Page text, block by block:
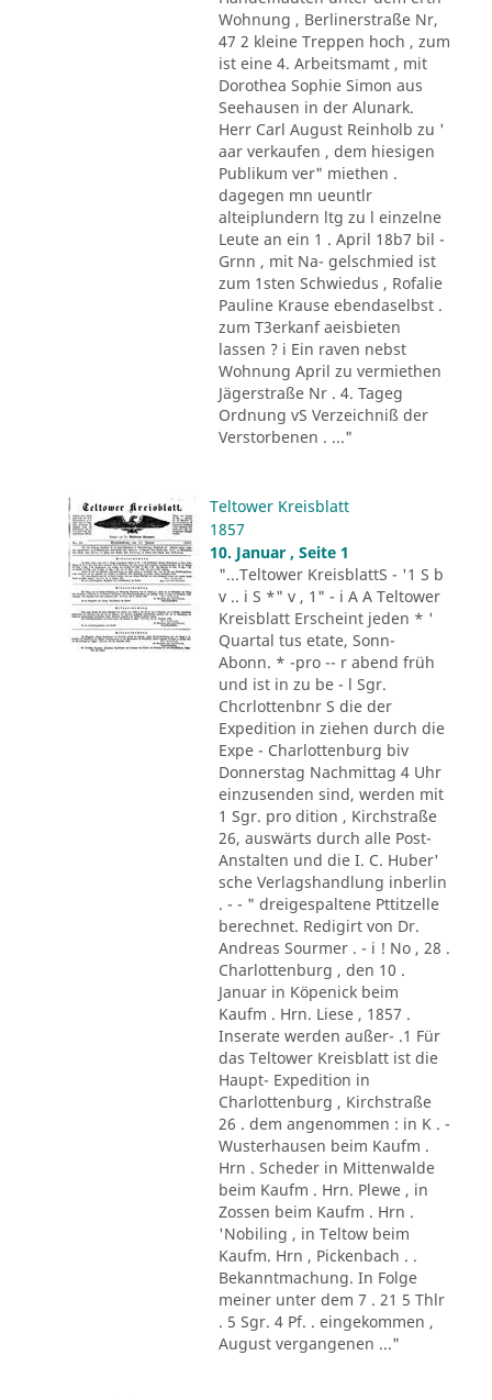
Wohnung , Berlinerstraße Nr,
47 2 kleine Treppen hoch , zum
ist eine 4. Arbeitsmamt , mit
Dorothea Sophie Simon aus
Seehausen in der Alunark.
Herr Carl August Reinholb zu '
aar verkaufen , dem hiesigen
Publikum ver" miethen .
dagegen mn ueuntlr
alteiplundern ltg zu l einzelne
Leute an ein 1 . April 18b7 bil -
Grnn , mit Na- gelschmied ist
zum 1sten Schwiedus , Rofalie
Pauline Krause ebendaselbst .
zum T3erkanf aeisbieten
lassen ? i Ein raven nebst
Wohnung April zu vermiethen
Jägerstraße Nr . 4. Tageg
Ordnung vS Verzeichniß der
Verstorbenen . ..."
Teltower Kreisblatt
1857
10. Januar , Seite 1
"...Teltower KreisblattS - '1 S b
v .. i S *" v , 1" - i A A Teltower
Kreisblatt Erscheint jeden * '
Quartal tus etate, Sonn-
Abonn. * -pro -- r abend früh
und ist in zu be - l Sgr.
Chcrlottenbnr S die der
Expedition in ziehen durch die
Expe - Charlottenburg biv
Donnerstag Nachmittag 4 Uhr
einzusenden sind, werden mit
1 Sgr. pro dition , Kirchstraße
26, auswärts durch alle Post-
Anstalten und die I. C. Huber'
sche Verlagshandlung inberlin
. - - " dreigespaltene Pttitzelle
berechnet. Redigirt von Dr.
Andreas Sourmer . - i ! No , 28 .
Charlottenburg , den 10 .
Januar in Köpenick beim
Kaufm . Hrn. Liese , 1857 .
Inserate werden außer- .1 Für
das Teltower Kreisblatt ist die
Haupt- Expedition in
Charlottenburg , Kirchstraße
26 . dem angenommen : in K . -
Wusterhausen beim Kaufm .
Hrn . Scheder in Mittenwalde
beim Kaufm . Hrn. Plewe , in
Zossen beim Kaufm . Hrn .
'Nobiling , in Teltow beim
Kaufm. Hrn , Pickenbach . .
Bekanntmachung. In Folge
meiner unter dem 7 . 21 5 Thlr
. 5 Sgr. 4 Pf. . eingekommen ,
August vergangenen ..."